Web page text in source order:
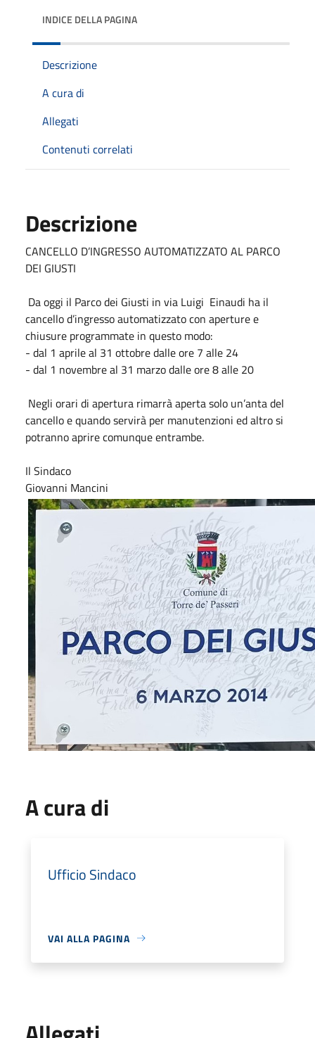
INDICE DELLA PAGINA
Descrizione
A cura di
Allegati
Contenuti correlati
Descrizione
CANCELLO D’INGRESSO AUTOMATIZZATO AL PARCO
DEI GIUSTI
Da oggi il Parco dei Giusti in via Luigi Einaudi ha il
cancello d’ingresso automatizzato con aperture e
chiusure programmate in questo modo:
- dal 1 aprile al 31 ottobre dalle ore 7 alle 24
- dal 1 novembre al 31 marzo dalle ore 8 alle 20
Negli orari di apertura rimarrà aperta solo un’anta del
cancello e quando servirà per manutenzioni ed altro si
potranno aprire comunque entrambe.
Il Sindaco
Giovanni Mancini
A cura di
Ufficio Sindaco
VAI ALLA PAGINA